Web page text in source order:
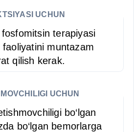
UCHUN
terapiyasi
muntazam
qilish kerak.
UCHUN
bo‘lgan
bo‘lgan bemorlarga